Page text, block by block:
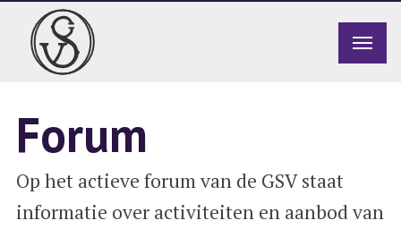
Forum
Op het actieve forum van de GSV staat
informatie over activiteiten en aanbod van